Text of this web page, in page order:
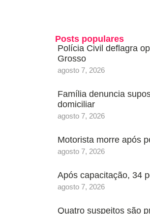
Posts populares
Polícia Civil deflagra
Grosso
agosto 7, 2026
Família denuncia
domiciliar
agosto 7, 2026
Motorista morre após
agosto 7, 2026
Após capacitação, 34
agosto 7, 2026
Quatro suspeitos são